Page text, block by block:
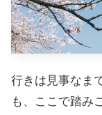
行きは見事なま
も、ここで踏み